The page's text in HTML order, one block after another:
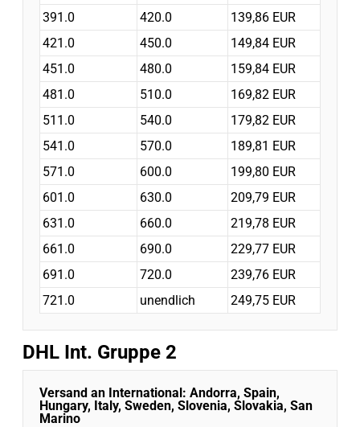
391.0
420.0
139,86 EUR
421.0
450.0
149,84 EUR
451.0
480.0
159,84 EUR
481.0
510.0
169,82 EUR
511.0
540.0
179,82 EUR
541.0
570.0
189,81 EUR
571.0
600.0
199,80 EUR
601.0
630.0
209,79 EUR
631.0
660.0
219,78 EUR
661.0
690.0
229,77 EUR
691.0
720.0
239,76 EUR
721.0
unendlich 249,75 EUR
DHL Int. Gruppe 2
Versand an International: Andorra, Spain,
Hungary, Italy, Sweden, Slovenia, Slovakia, San
Marino